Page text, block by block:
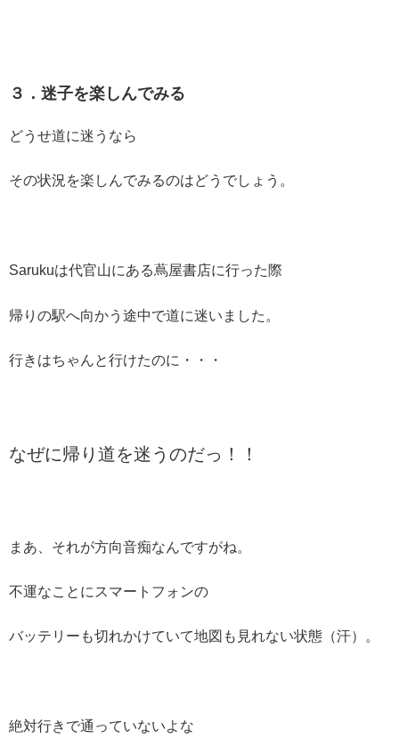
３．迷子を楽しんでみる
どうせ道に迷うなら
その状況を楽しんでみるのはどうでしょう。
Sarukuは代官山にある蔦屋書店に行った際
帰りの駅へ向かう途中で道に迷いました。
行きはちゃんと行けたのに・・・
なぜに帰り道を迷うのだっ！！
まあ、それが方向音痴なんですがね。
不運なことにスマートフォンの
バッテリーも切れかけていて地図も見れない状態（汗）。
絶対行きで通っていないよな